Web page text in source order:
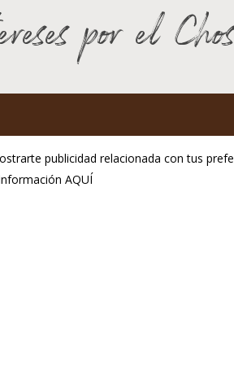
por el
Tineo
Curiscada
publicidad relacionada con tus
AQUÍ